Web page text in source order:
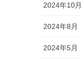
2024年10月
2024年8月
2024年5月